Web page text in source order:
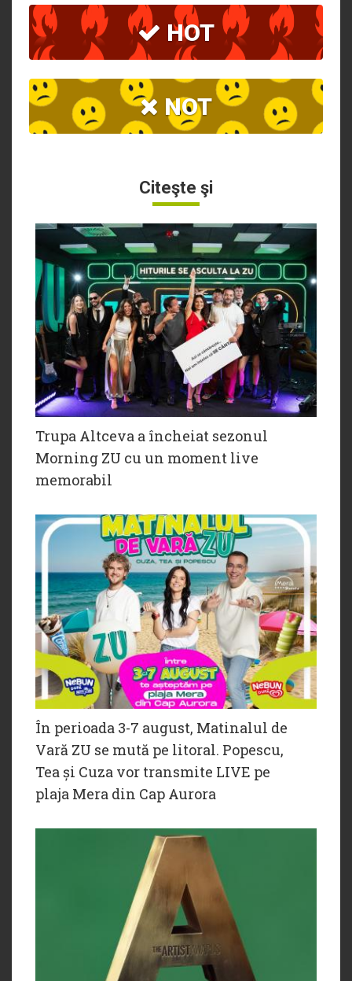
HOT
NOT
Citeşte şi
Trupa Altceva a încheiat sezonul
Morning ZU cu un moment live
memorabil
În perioada 3-7 august, Matinalul de
Vară ZU se mută pe litoral. Popescu,
Tea și Cuza vor transmite LIVE pe
plaja Mera din Cap Aurora